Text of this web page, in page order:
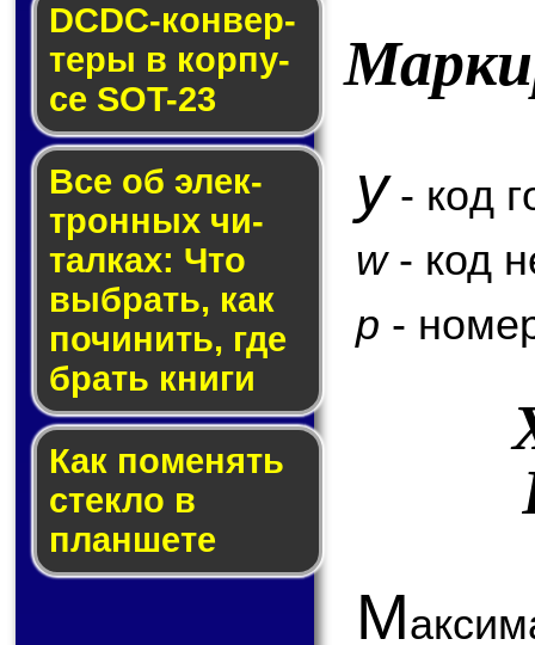
DCDC-кон­вер­
те­ры в кор­пу­
се SOT-23
Все об элек­
трон­ных чи­
тал­ках: Что
выб­рать, как
по­чи­нить, где
брать кни­ги
Как по­ме­нять
стек­ло в
планшете
y- код
w- код
p -
М